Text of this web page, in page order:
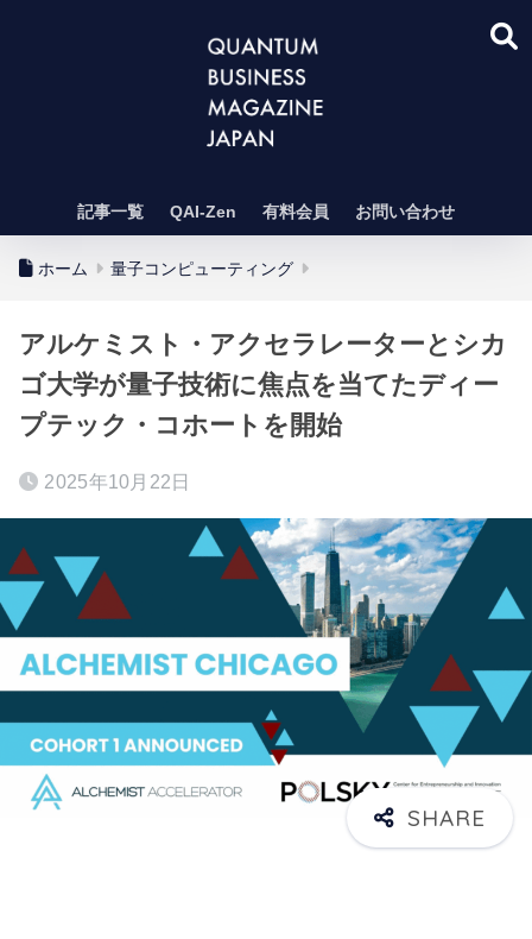
記事一覧 QAI-Zen 有料会員 お問い合わせ
ホーム 量子コンピューティング
アルケミスト・アクセラレーターとシカ
ゴ大学が量子技術に焦点を当てたディー
プテック・コホートを開始
2025年10月22日